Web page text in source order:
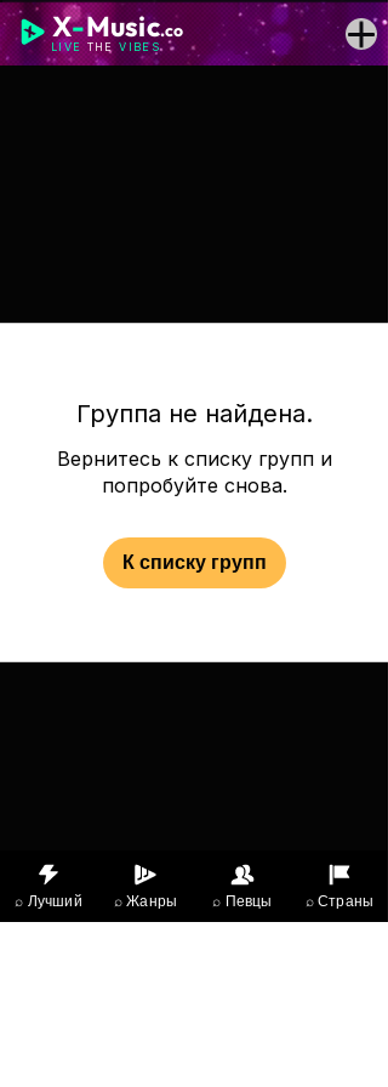
X-Music.co
LIVE THEVIBES
Группа не найдена.
Вернитесь к списку групп и
попробуйте снова.
К списку групп
⌕ Лучший ⌕ Жанры ⌕ Певцы ⌕ Страны